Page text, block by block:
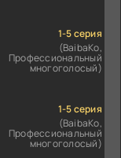
1-5 серия
(BaibaKo,
Профессиональный
многоголосый)
1-5 серия
(BaibaKo,
Профессиональный
многоголосый)